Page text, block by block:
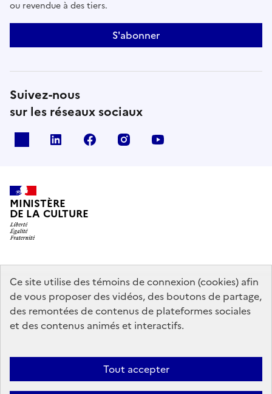
Ce site utilise des témoins de connexion (cookies) afin
de vous proposer des vidéos, des boutons de partage,
des remontées de contenus de plateformes sociales
et des contenus animés et interactifs.
Tout accepter
ou revendue à des tiers.
S'abonner
Suivez-nous
sur les réseaux sociaux
linkedin facebook instagram
MINISTÈRE
DE LA CULTURE
data.gouv.fr legifrance.gouv.fr
info.gouv.fr
service-public.gouv.fr
Mentions légales Accessibilité : partiellement conforme
Politique
d’utilisation des témoins de connexion (cookies)